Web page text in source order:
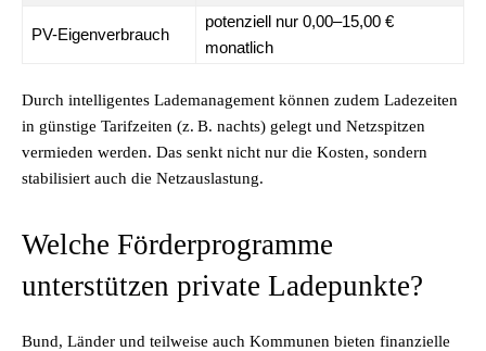
PV-Eigenverbrauch
potenziell nur 0,00–15,00 €
monatlich
Durch intelligentes Lademanagement können zudem Ladezeiten
in günstige Tarifzeiten (z. B. nachts) gelegt und Netzspitzen
vermieden werden. Das senkt nicht nur die Kosten, sondern
stabilisiert auch die Netzauslastung.
Welche Förderprogramme
unterstützen private Ladepunkte?
Bund, Länder und teilweise auch Kommunen bieten finanzielle